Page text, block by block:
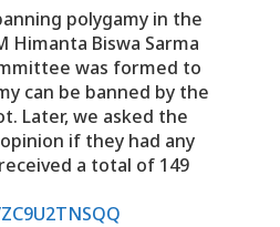
polygamy in the
Himanta Biswa Sarma
was formed to
can be banned by the
Later, we asked the
if they had any
a total of 149